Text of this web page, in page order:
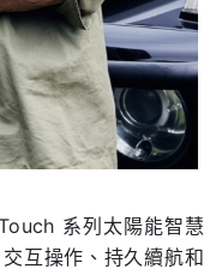
系列太陽能智慧
互操作、持久續航和